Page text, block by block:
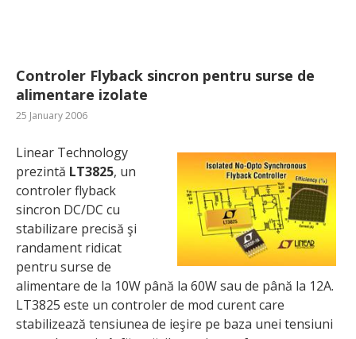
Controler Flyback sincron pentru surse de
alimentare izolate
25 January 2006
Linear Technology
prezintă LT3825, un
controler flyback
sincron DC/DC cu
stabilizare precisă şi
randament ridicat
pentru surse de
alimentare de la 10W până la 60W sau de până la 12A.
LT3825 este un controler de mod curent care
stabilizează tensiunea de ieşire pe baza unei tensiuni